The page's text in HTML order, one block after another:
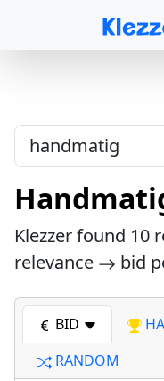
Klezzer found 10
relevance
bid
BID
RANDOM